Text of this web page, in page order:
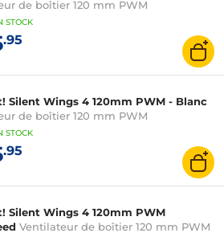
de boîtier 120 mm PWM
STOCK
.95
Silent Wings 4 120mm PWM - Blanc
de boîtier 120 mm PWM
STOCK
.95
Silent Wings 4 120mm PWM
Ventilateur de boîtier 120 mm PWM